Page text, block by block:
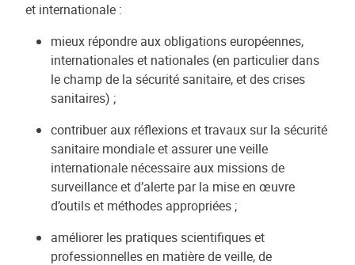
et internationale :
mieux répondre aux obligations européennes,
internationales et nationales (en particulier dans
le champ de la sécurité sanitaire, et des crises
sanitaires) ;
contribuer aux réflexions et travaux sur la sécurité
sanitaire mondiale et assurer une veille
internationale nécessaire aux missions de
surveillance et d’alerte par la mise en œuvre
d’outils et méthodes appropriées ;
améliorer les pratiques scientifiques et
professionnelles en matière de veille, de